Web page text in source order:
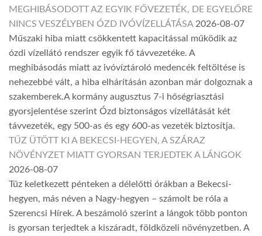
MEGHIBÁSODOTT AZ EGYIK FŐVEZETÉK, DE EGYELŐRE
NINCS VESZÉLYBEN ÓZD IVÓVÍZELLÁTÁSA 2026-08-07
Műszaki hiba miatt csökkentett kapacitással működik az
ózdi vízellátó rendszer egyik fő távvezetéke. A
meghibásodás miatt az ivóvíztároló medencék feltöltése is
nehezebbé vált, a hiba elhárításán azonban már dolgoznak a
szakemberek.A kormány augusztus 7-i hőségriasztási
gyorsjelentése szerint Ózd biztonságos vízellátását két
távvezeték, egy 500-as és egy 600-as vezeték biztosítja.
TŰZ ÜTÖTT KI A BEKECSI-HEGYEN, A SZÁRAZ
NÖVÉNYZET MIATT GYORSAN TERJEDTEK A LÁNGOK
2026-08-07
Tűz keletkezett pénteken a délelőtti órákban a Bekecsi-
hegyen, más néven a Nagy-hegyen – számolt be róla a
Szerencsi Hírek. A beszámoló szerint a lángok több ponton
is gyorsan terjedtek a kiszáradt, földközeli növényzetben. A